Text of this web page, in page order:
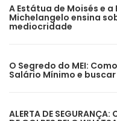
A Estátua de Moisés e
Michelangelo ensina
mediocridade
O Segredo do MEI:
Salário Mínimo e buscar
ALERTA DE SEGURANÇA: